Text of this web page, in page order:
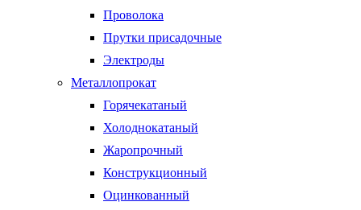
Проволока
Прутки присадочные
Электроды
Металлопрокат
Горячекатаный
Холоднокатаный
Жаропрочный
Конструкционный
Оцинкованный